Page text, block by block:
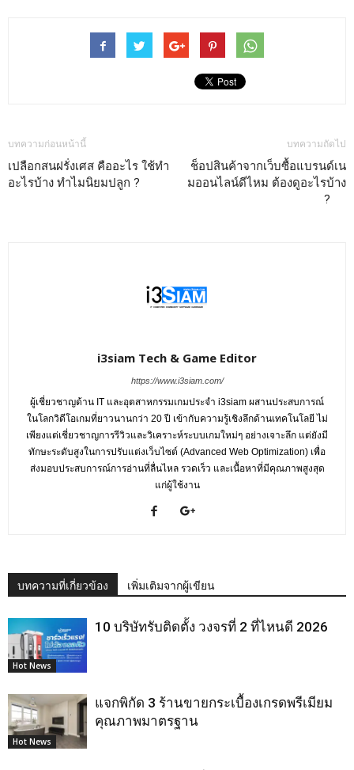
บทความก่อนหน้านี้
เปลือกสนฝรั่งเศส คืออะไร ใช้ทำ
อะไรบ้าง ทำไมนิยมปลูก ?
บทความถัดไป
ช็อปสินค้าจากเว็บซื้อแบรนด์เน
มออนไลน์ดีไหม ต้องดูอะไรบ้าง
?
i3siam Tech & Game Editor
https://www.i3siam.com/
ผู้เชี่ยวชาญด้าน IT และอุตสาหกรรมเกมประจำ i3siam ผสานประสบการณ์
ในโลกวิดีโอเกมที่ยาวนานกว่า 20 ปี เข้ากับความรู้เชิงลึกด้านเทคโนโลยี ไม่
เพียงแต่เชี่ยวชาญการรีวิวและวิเคราะห์ระบบเกมใหม่ๆ อย่างเจาะลึก แต่ยังมี
ทักษะระดับสูงในการปรับแต่งเว็บไซต์ (Advanced Web Optimization) เพื่อ
ส่งมอบประสบการณ์การอ่านที่ลื่นไหล รวดเร็ว และเนื้อหาที่มีคุณภาพสูงสุด
แก่ผู้ใช้งาน
บทความที่เกี่ยวข้อง เพิ่มเติมจากผู้เขียน
Hot News
10 บริษัทรับติดตั้ง วงจรที่ 2 ที่ไหนดี 2026
Hot News
แจกพิกัด 3 ร้านขายกระเบื้องเกรดพรีเมียม
คุณภาพมาตรฐาน